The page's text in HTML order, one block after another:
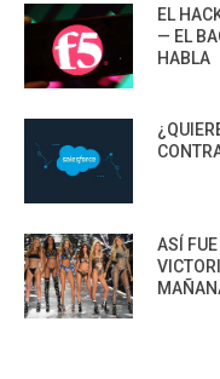
EL
— EL
HABLA
ASÍ